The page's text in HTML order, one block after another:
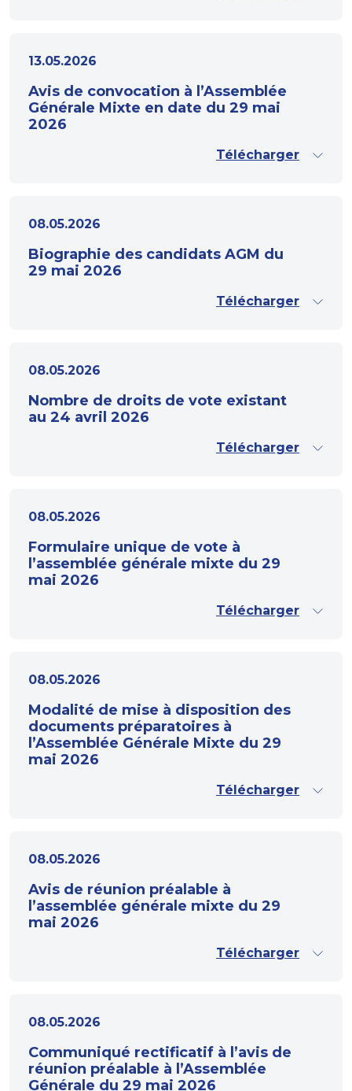
13.05.2026
Avis de convocation à l’Assemblée
Générale Mixte en date du 29 mai
2026
Télécharger
08.05.2026
Biographie des candidats AGM du
29 mai 2026
Télécharger
08.05.2026
Nombre de droits de vote existant
au 24 avril 2026
Télécharger
08.05.2026
Formulaire unique de vote à
l’assemblée générale mixte du 29
mai 2026
Télécharger
08.05.2026
Modalité de mise à disposition des
documents préparatoires à
l’Assemblée Générale Mixte du 29
mai 2026
Télécharger
08.05.2026
Avis de réunion préalable à
l’assemblée générale mixte du 29
mai 2026
Télécharger
08.05.2026
Communiqué rectificatif à l’avis de
réunion préalable à l’Assemblée
Générale du 29 mai 2026